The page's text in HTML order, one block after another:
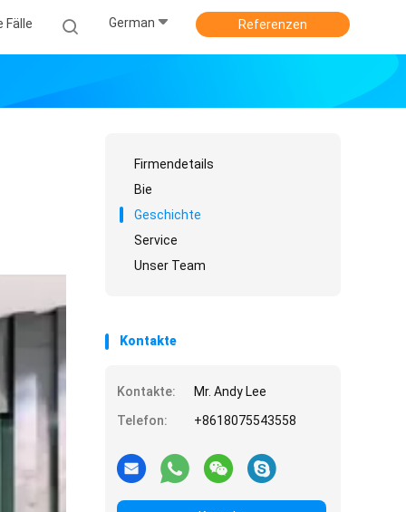
Fälle German Referenzen
Firmendetails
Bie
Geschichte
Service
Unser Team
Kontakte
Kontakte:
Mr. Andy Lee
Telefon:
+8618075543558